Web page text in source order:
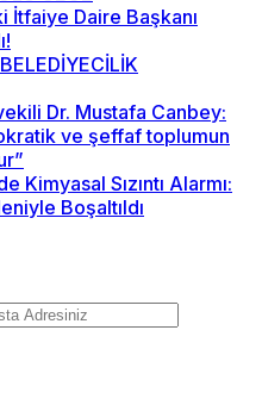
İtfaiye Daire Başkanı
Dr. Mustafa Canbey:
ve şeffaf toplumun
Kimyasal Sızıntı Alarmı:
Boşaltıldı